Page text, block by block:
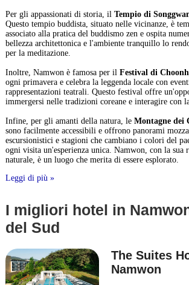
Per gli appassionati di storia, il Tempio di
Questo tempio buddista, situato nelle vicinanze, è
associato alla pratica del buddismo zen e ospita
bellezza architettonica e l'ambiente tranquillo lo
per la meditazione.
Inoltre, Namwon è famosa per il Festival di
ogni primavera e celebra la leggenda locale con
rappresentazioni teatrali. Questo festival offre
immergersi nelle tradizioni coreane e interagire con
Infine, per gli amanti della natura, le Montagne dei
sono facilmente accessibili e offrono panorami
escursionistici e stagioni che cambiano i colori del
ogni visita un'esperienza unica. Namwon, con la sua
naturale, è un luogo che merita di essere esplorato.
Leggi di più »
I migliori hotel in
del Sud
The Suites
Namwon